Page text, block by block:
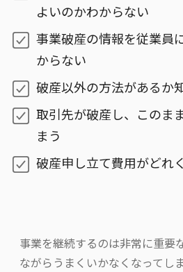
よいのかわからない
事業破産の情報を従業員
からない
破産以外の方法があるか
取引先が破産し、このま
まう
破産申し立て費用がどれ
事業を継続するのは非常に重要
ながらうまくいかなくなってし